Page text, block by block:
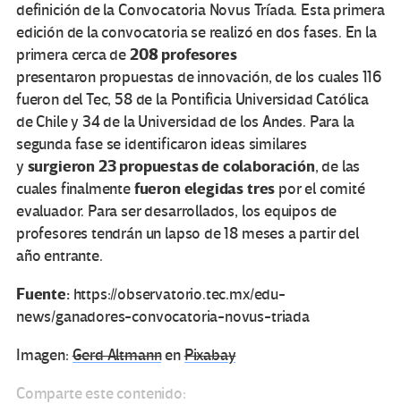
definición de la Convocatoria Novus Tríada. Esta primera
edición de la convocatoria se realizó en dos fases. En la
primera cerca de208 profesores
presentaron propuestas de innovación, de los cuales 116
fueron del Tec, 58 de la Pontificia Universidad Católica
de Chile y 34 de la Universidad de los Andes. Para la
segunda fase se identificaron ideas similares
y surgieron 23 propuestas de colaboración, de las
cuales finalmentefueron elegidas tres por el comité
evaluador. Para ser desarrollados, los equipos de
profesores tendrán un lapso de 18 meses a partir del
año entrante.
Fuente:https://observatorio.tec.mx/edu-
news/ganadores-convocatoria-novus-triada
Imagen:Gerd AltmannenPixabay
Comparte este contenido: